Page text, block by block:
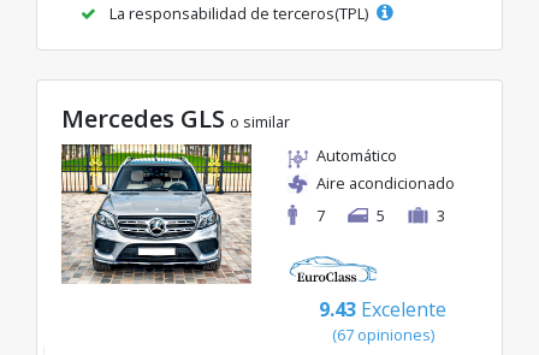
La responsabilidad de terceros(TPL)
Mercedes GLS o similar
Automático
Aire acondicionado
7
5 3
9.43 Excelente
(67 opiniones)